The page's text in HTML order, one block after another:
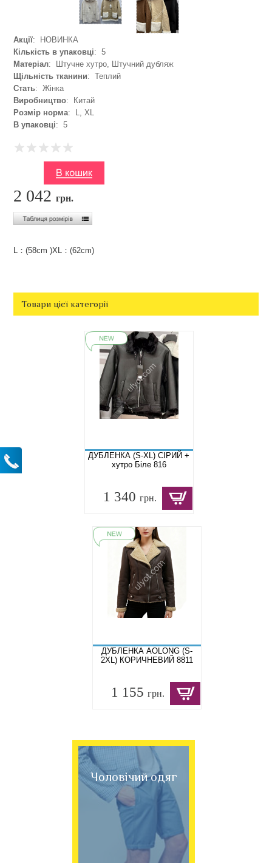
Акції: НОВИНКА
Кількість в упаковці: 5
Матеріал: Штучне хутро, Штучний дубляж
Щільність тканини: Теплий
Стать: Жінка
Виробництво: Китай
Розмір норма: L, XL
В упаковці: 5
2 042грн.
L：(58cm )XL：(62cm)
Товари цієї категорії
ДУБЛЕНКА (S-XL) СІРИЙ +
хутро Біле 816
1 340грн.
ДУБЛЕНКА AOLONG (S-
2XL) КОРИЧНЕВИЙ 8811
1 155грн.
Чоловічий одяг